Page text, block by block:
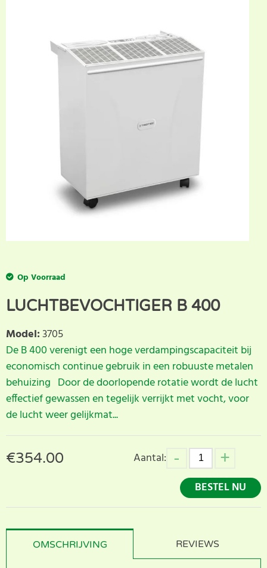
Op Voorraad
LUCHTBEVOCHTIGER B 400
Model:3705
De B 400 verenigt een hoge verdampingscapaciteit bij
economisch continue gebruik in een robuuste metalen
behuizing Door de doorlopende rotatie wordt de lucht
effectief gewassen en tegelijk verrijkt met vocht, voor
de lucht weer gelijkmat...
€354.00
Aantal:
BESTEL NU
OMSCHRIJVING REVIEWS